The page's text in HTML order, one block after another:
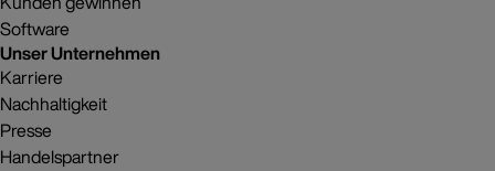
Software
Unser Unternehmen
Karriere
Nachhaltigkeit
Presse
Handelspartner